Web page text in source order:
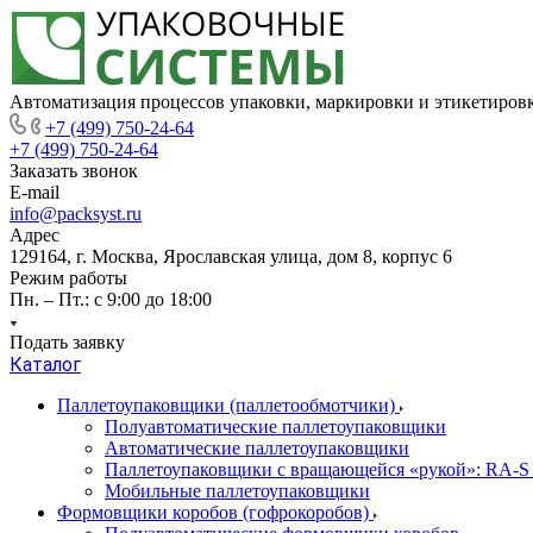
Автоматизация процессов упаковки, маркировки и
+7 (499) 750-24-64
+7 (499) 750-24-64
Заказать звонок
E-mail
info@packsyst.ru
Адрес
129164, г. Москва, Ярославская улица, дом 8, корпус 6
Режим работы
Пн. – Пт.: с 9:00 до 18:00
Подать заявку
Каталог
Паллетоупаковщики (паллетообмотчики)
Полуавтоматические паллетоупаковщики
Автоматические паллетоупаковщики
Паллетоупаковщики с вращающейся «рукой»: RA-
Мобильные паллетоупаковщики
Формовщики коробов (гофрокоробов)